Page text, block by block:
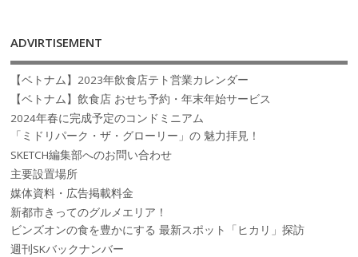
ADVIRTISEMENT
【ベトナム】2023年飲食店テト営業カレンダー
【ベトナム】飲食店 おせち予約・年末年始サービス
2024年春に完成予定のコンドミニアム
「ミドリパーク・ザ・グローリー」の 魅力拝見！
SKETCH編集部へのお問い合わせ
主要設置場所
媒体資料・広告掲載料金
新都市きってのグルメエリア！
ビンズオンの食を豊かにする 最新スポット「ヒカリ」探訪
週刊SKバックナンバー